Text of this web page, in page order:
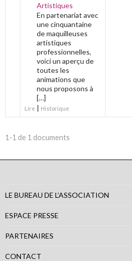
Artistiques
En partenariat avec
une cinquantaine
de maquilleuses
artistiques
professionnelles,
voici un aperçu de
toutes les
animations que
nous proposons à
[…]
Lire | Historique
1-1 de 1 documents
LE BUREAU DE L’ASSOCIATION
ESPACE PRESSE
PARTENAIRES
CONTACT